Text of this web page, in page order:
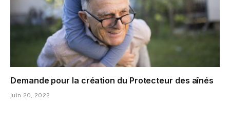
Demande pour la création du Protecteur des aînés
juin 20, 2022